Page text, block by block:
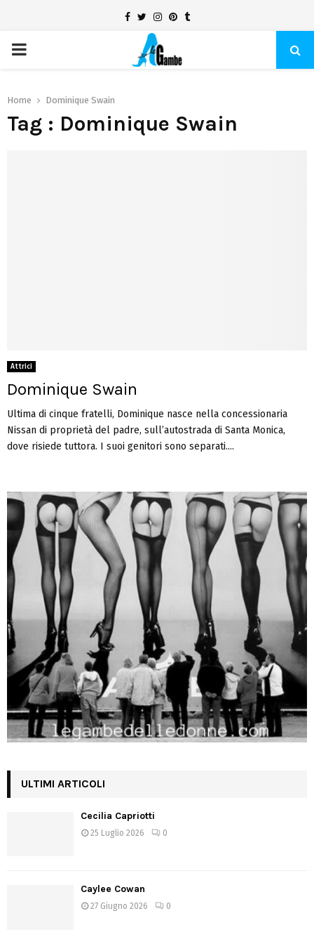
Facebook
TwitterInstagram
Pinterest
Tumblr
PRIMARY
Home Dominique Swain
Tag : Dominique Swain
Attrici
Dominique Swain
Ultima di cinque fratelli, Dominique nasce nella concessionaria
Nissan di proprietà del padre, sull’autostrada di Santa Monica,
dove risiede tuttora. I suoi genitori sono separati....
ULTIMI ARTICOLI
Cecilia Capriotti
25 Luglio 2026 0
Caylee Cowan
27 Giugno 2026 0